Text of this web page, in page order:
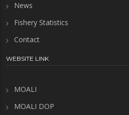
News
Fishery Statistics
Contact
WEBSITE LINK
MOALI
MOALI DOP